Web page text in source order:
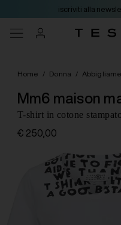
iscriviti alla
Home / Donna /
Mm6 maison
T-shirt in cotone stampato
€ 250,00